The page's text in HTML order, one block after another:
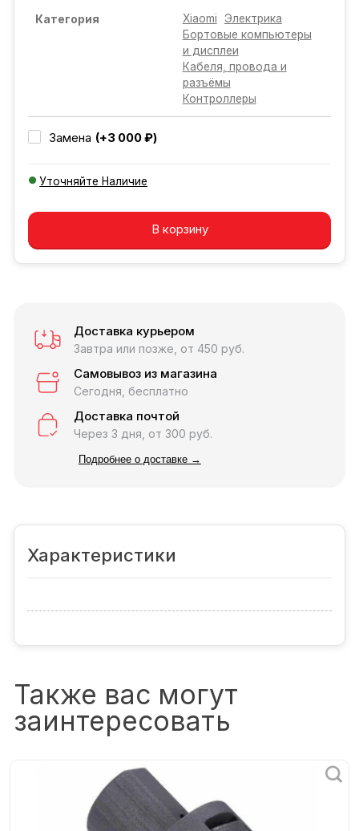
Категория Xiaomi
Электрика
Бортовые компьютеры
и дисплеи
Кабеля, провода и
разъёмы
Контроллеры
Замена (+3 000 ₽)
Уточняйте Наличие
Добавляется...
В корзину
Доставка курьером
Завтра или позже, от 450 руб.
Самовывоз из магазина
Сегодня, бесплатно
Доставка почтой
Через 3 дня, от 300 руб.
Подробнее о доставке →
Характеристики
Также вас могут
заинтересовать